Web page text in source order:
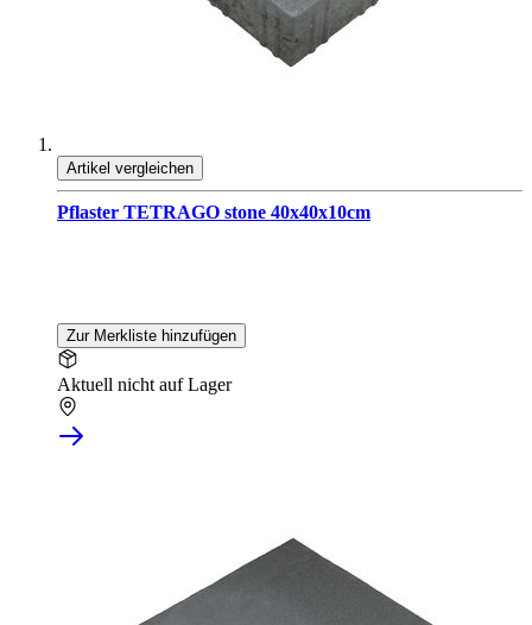
Artikel vergleichen
Pflaster TETRAGO stone 40x40x10cm
Zur Merkliste hinzufügen
Aktuell nicht auf Lager